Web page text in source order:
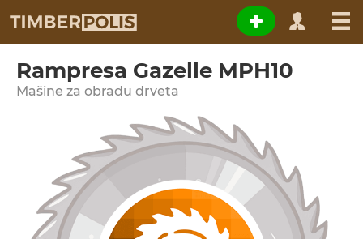
Rampresa Gazelle MPH10
Мašine za obradu drveta